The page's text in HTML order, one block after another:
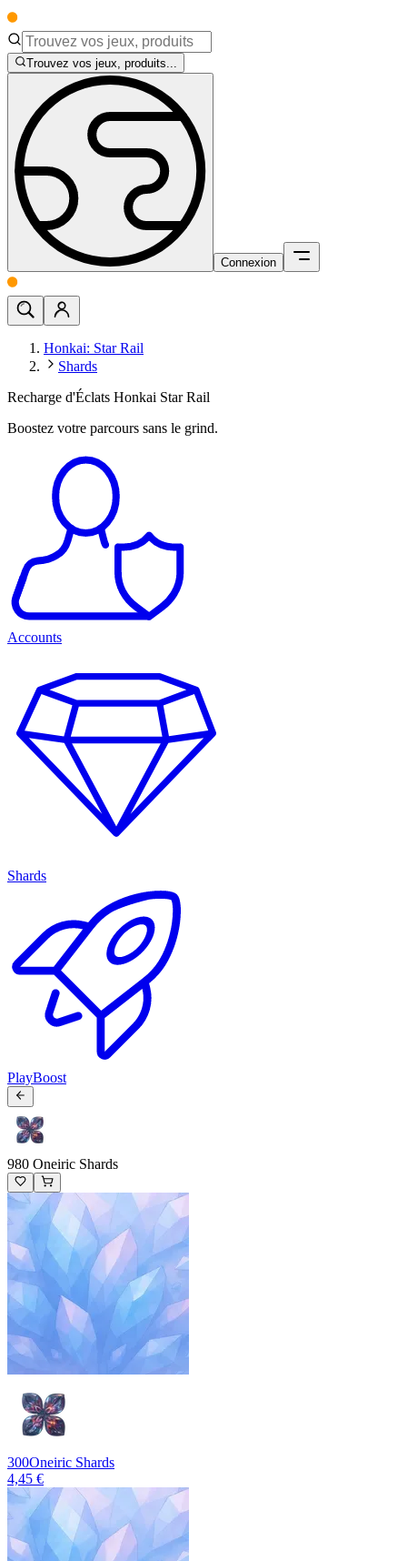
Trouvez vos jeux, produits...
Connexion
Honkai: Star Rail
Shards
Recharge d'Éclats Honkai Star Rail
Boostez votre parcours sans le grind.
Accounts
Shards
PlayBoost
980 Oneiric Shards
300Oneiric Shards
4,45 €